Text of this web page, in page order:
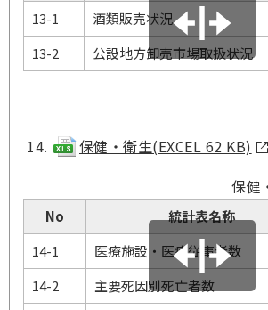
13-1 酒類販売状況
13-2
公設地方卸売市場取扱状況
保健・衛生(EXCEL 62 KB)
保健
No 統計表名称
14-1
医療施設・医療従事者数
14-2
主要死因別死亡者数